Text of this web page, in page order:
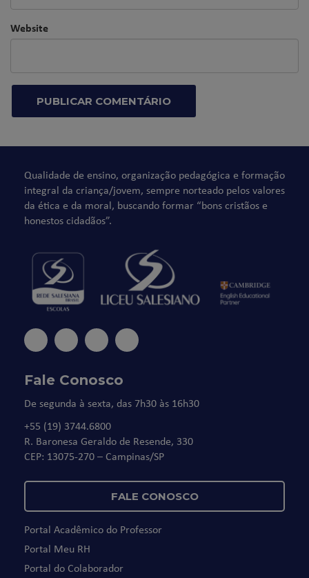
Website
Qualidade de ensino, organização pedagógica e formação
integral da criança/jovem, sempre norteado pelos valores
da ética e da moral, buscando formar “bons cristãos e
honestos cidadãos”.
Fale Conosco
De segunda à sexta, das 7h30 às 16h30
+55 (19) 3744.6800
R. Baronesa Geraldo de Resende, 330
CEP: 13075-270 – Campinas/SP
FALE CONOSCO
Portal Acadêmico do Professor
Portal Meu RH
Portal do Colaborador